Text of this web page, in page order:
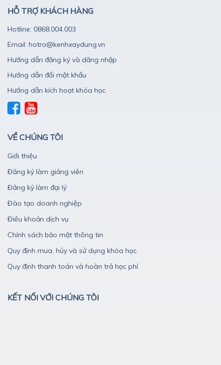
HỖ TRỢ KHÁCH HÀNG
Hotline: 0868.004.003
Email: hotro@kenhxaydung.vn
Hướng dẫn đăng ký và dăng nhập
Hướng dẫn đổi mật khẩu
Hướng dẫn kích hoạt khóa học
VỀ CHÚNG TÔI
Giới thiệu
Đăng ký làm giảng viên
Đăng ký làm đại lý
Đào tạo doanh nghiệp
Điều khoản dịch vụ
Chính sách bảo mật thông tin
Quy định mua, hủy và sử dụng khóa học
Quy định thanh toán và hoàn trả học phí
KẾT NỐI VỚI CHÚNG TÔI